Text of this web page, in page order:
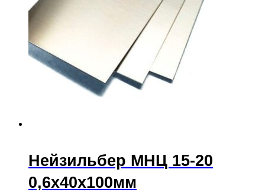
Нейзильбер МНЦ 15-20
0,6х40х100мм